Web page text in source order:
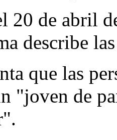
20 de abril
describe
que las
"joven de